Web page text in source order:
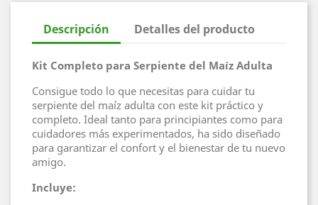
Descripción Detalles del producto
Kit Completo para Serpiente del Maíz Adulta
Consigue todo lo que necesitas para cuidar tu
serpiente del maíz adulta con este kit práctico y
completo. Ideal tanto para principiantes como para
cuidadores más experimentados, ha sido diseñado
para garantizar el confort y el bienestar de tu nuevo
amigo.
Incluye: